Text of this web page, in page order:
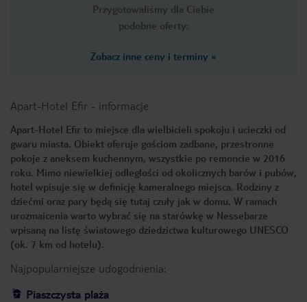
Przygotowaliśmy dla Ciebie
podobne oferty:
Zobacz inne ceny i terminy »
Apart-Hotel Efir - informacje
Apart-Hotel Efir to miejsce dla wielbicieli spokoju i ucieczki od
gwaru miasta. Obiekt oferuje gościom zadbane, przestronne
pokoje z aneksem kuchennym, wszystkie po remoncie w 2016
roku. Mimo niewielkiej odległości od okolicznych barów i pubów,
hotel wpisuje się w definicję kameralnego miejsca. Rodziny z
dziećmi oraz pary będą się tutaj czuły jak w domu. W ramach
urozmaicenia warto wybrać się na starówkę w Nessebarze
wpisaną na listę światowego dziedzictwa kulturowego UNESCO
(ok. 7 km od hotelu).
Najpopularniejsze udogodnienia:
Piaszczysta plaża